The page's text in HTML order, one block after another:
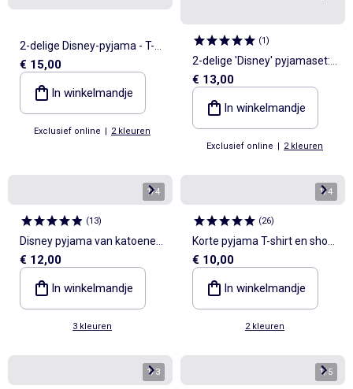
2-delige Disney-pyjama - T-
shirt met lange mouwen +
broek
€ 15,00
In winkelmandje
Exclusief online | 2 kleuren
(1)
2-delige 'Disney' pyjamaset:
T-shirt met lange mouwen
en lange broek
€ 13,00
In winkelmandje
Exclusief online | 2 kleuren
1/4
(13)
Disney pyjama van katoenen
jerseytricot
€ 12,00
In winkelmandje
3 kleuren
1/4
(26)
Korte pyjama T-shirt en short
- 2-delig
€ 10,00
In winkelmandje
2 kleuren
1/3 1/5